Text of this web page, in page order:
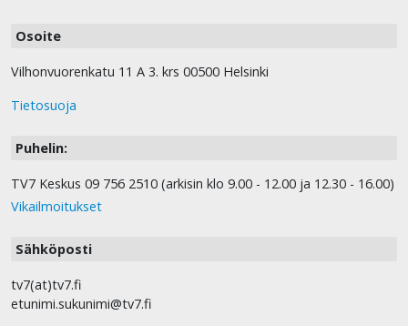
Osoite
Vilhonvuorenkatu 11 A 3. krs 00500 Helsinki
Tietosuoja
Puhelin:
TV7 Keskus 09 756 2510 (arkisin klo 9.00 - 12.00 ja 12.30 - 16.00)
Vikailmoitukset
Sähköposti
tv7(at)tv7.fi
etunimi.sukunimi@tv7.fi